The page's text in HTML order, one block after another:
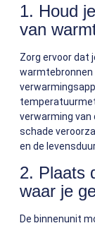
1. Houd
van
Zorg ervoor dat
warmtebronnen
verwarming van
schade
en de
2. Plaats
waar je
De binnenunit